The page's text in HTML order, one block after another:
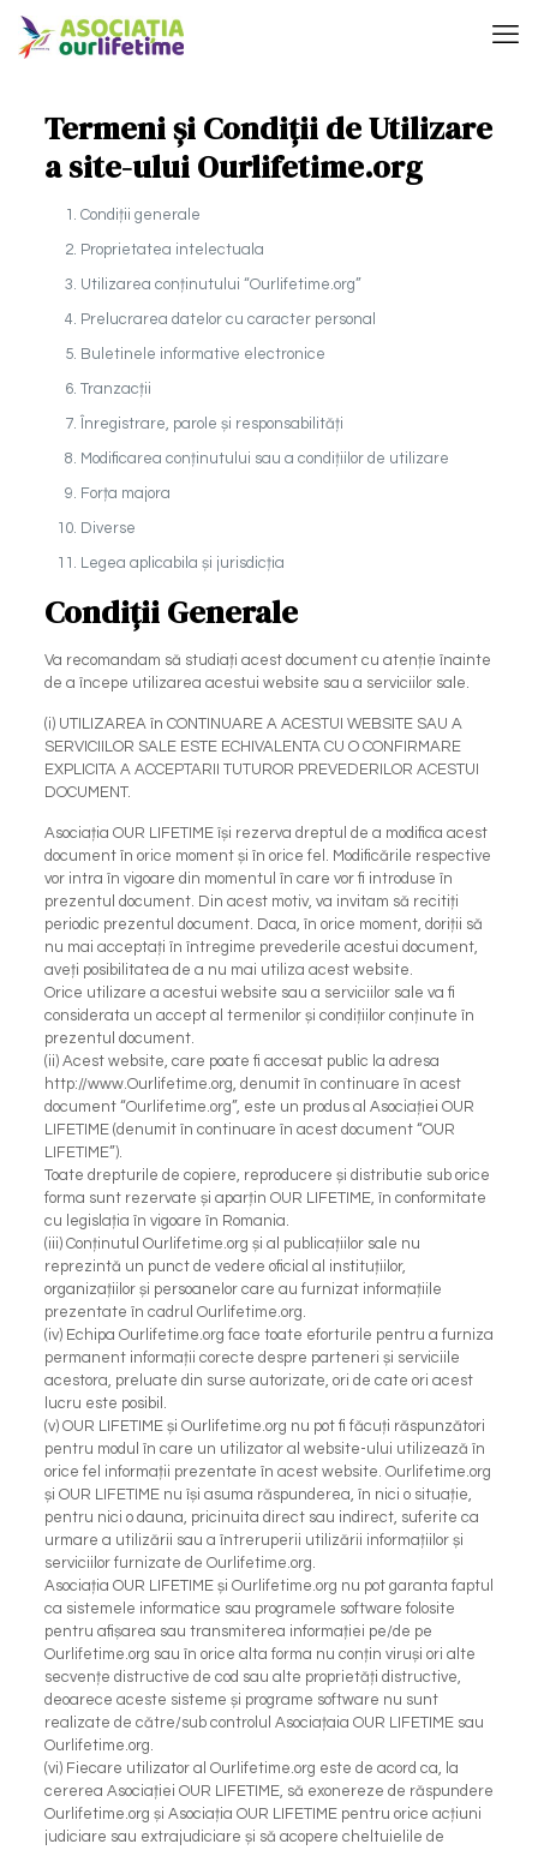
Termeni și Condiții de Utilizare
a site-ului Ourlifetime.org
Condiții generale
Proprietatea intelectuala
Utilizarea conținutului “Ourlifetime.org”
Prelucrarea datelor cu caracter personal
Buletinele informative electronice
Tranzacții
Înregistrare, parole și responsabilități
Modificarea conținutului sau a condițiilor de utilizare
Forța majora
Diverse
Legea aplicabila și jurisdicția
Condiții Generale
Va recomandam să studiați acest document cu atenție înainte
de a începe utilizarea acestui website sau a serviciilor sale.
(i) UTILIZAREA în CONTINUARE A ACESTUI WEBSITE SAU A
SERVICIILOR SALE ESTE ECHIVALENTA CU O CONFIRMARE
EXPLICITA A ACCEPTARII TUTUROR PREVEDERILOR ACESTUI
DOCUMENT.
Asociația OUR LIFETIME își rezerva dreptul de a modifica acest
document în orice moment și în orice fel. Modificările respective
vor intra în vigoare din momentul în care vor fi introduse în
prezentul document. Din acest motiv, va invitam să recitiți
periodic prezentul document. Daca, în orice moment, doriții să
nu mai acceptați în întregime prevederile acestui document,
aveți posibilitatea de a nu mai utiliza acest website.
Orice utilizare a acestui website sau a serviciilor sale va fi
considerata un accept al termenilor și condițiilor conținute în
prezentul document.
(ii) Acest website, care poate fi accesat public la adresa
http://www.Ourlifetime.org, denumit în continuare în acest
document “Ourlifetime.org”, este un produs al Asociației OUR
LIFETIME (denumit în continuare în acest document “OUR
LIFETIME”).
Toate drepturile de copiere, reproducere și distributie sub orice
forma sunt rezervate și aparțin OUR LIFETIME, în conformitate
cu legislația în vigoare în Romania.
(iii) Conținutul Ourlifetime.org și al publicațiilor sale nu
reprezintă un punct de vedere oficial al instituțiilor,
organizațiilor și persoanelor care au furnizat informațiile
prezentate în cadrul Ourlifetime.org.
(iv) Echipa Ourlifetime.org face toate eforturile pentru a furniza
permanent informații corecte despre parteneri și serviciile
acestora, preluate din surse autorizate, ori de cate ori acest
lucru este posibil.
(v) OUR LIFETIME și Ourlifetime.org nu pot fi făcuți răspunzători
pentru modul în care un utilizator al website-ului utilizează în
orice fel informații prezentate în acest website. Ourlifetime.org
și OUR LIFETIME nu își asuma răspunderea, în nici o situație,
pentru nici o dauna, pricinuita direct sau indirect, suferite ca
urmare a utilizării sau a întreruperii utilizării informațiilor și
serviciilor furnizate de Ourlifetime.org.
Asociația OUR LIFETIME și Ourlifetime.org nu pot garanta faptul
ca sistemele informatice sau programele software folosite
pentru afișarea sau transmiterea informației pe/de pe
Ourlifetime.org sau în orice alta forma nu conțin viruși ori alte
secvențe distructive de cod sau alte proprietăți distructive,
deoarece aceste sisteme și programe software nu sunt
realizate de către/sub controlul Asociațaia OUR LIFETIME sau
Ourlifetime.org.
(vi) Fiecare utilizator al Ourlifetime.org este de acord ca, la
cererea Asociației OUR LIFETIME, să exonereze de răspundere
Ourlifetime.org și Asociația OUR LIFETIME pentru orice acțiuni
judiciare sau extrajudiciare și să acopere cheltuielile de